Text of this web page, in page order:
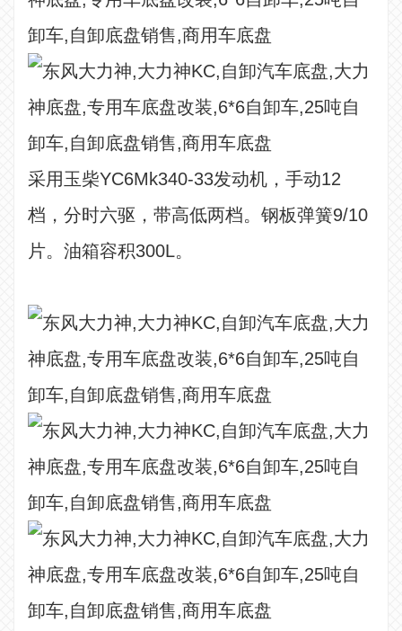
采用玉柴YC6Mk340-33发动机，手动12
档，分时六驱，带高低两档。钢板弹簧9/10
片。油箱容积300L。